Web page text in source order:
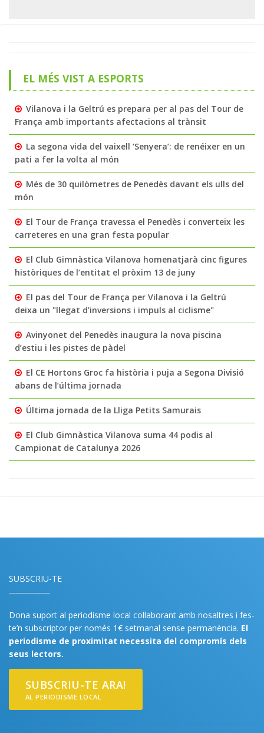
EL MÉS VIST A ESPORTS
Vilanova i la Geltrú es prepara per al pas del Tour de
França amb importants afectacions al trànsit
La segona vida del vaixell ‘Senyera’: de renéixer en un
pati a fer la volta al món
Més de 30 quilòmetres de Penedès davant els ulls del
món
El Tour de França travessa el Penedès i converteix les
carreteres en una gran festa popular
El Club Gimnàstica Vilanova homenatjarà cinc figures
històriques de l’entitat el pròxim 13 de juny
El pas del Tour de França per Vilanova i la Geltrú
deixa un "llegat d’inversions i impuls al ciclisme"
Avinyonet del Penedès inaugura la nova piscina
d’estiu i les pistes de pàdel
El CE Hortons Groc fa història i puja a Segona Divisió
abans de l’última jornada
Última jornada de la Lliga Petits Samurais
El Club Gimnàstica Vilanova suma 44 podis al
Campionat de Catalunya 2026
SUBSCRIU-TE
Dona suport al periodisme local col·laborant amb nosaltres i fes-
te’n subscriptor per només 1€ setmanal sense permanència. El
periodisme de proximitat necessita del compromís dels
seus lectors.
SUBSCRIU-TE ARA!
AL PERIODISME LOCAL